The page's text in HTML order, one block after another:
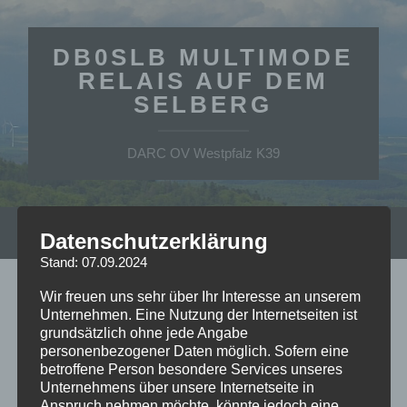
DB0SLB MULTIMODE
RELAIS AUF DEM
SELBERG
DARC OV Westpfalz K39
Mobile-
Menü
MONAT: JUNI 2022
Watchdog aktiviert
JUNI 20, 2022 / KEINE KOMMENTARE
Datenschutzerklärung
Stand: 07.09.2024
Wir freuen uns sehr über Ihr Interesse an unserem
Unternehmen. Eine Nutzung der Internetseiten ist
grundsätzlich ohne jede Angabe
personenbezogener Daten möglich. Sofern eine
betroffene Person besondere Services unseres
Unternehmens über unsere Internetseite in